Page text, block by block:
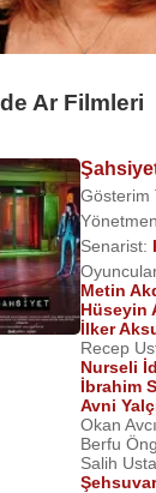
Ar Filmleri
Gösterim
Senarist:
Metin
Hüseyin
İlker
Recep
Nurseli
İbrahim
Avni
Okan Avcı
Berfu
Salih Usta